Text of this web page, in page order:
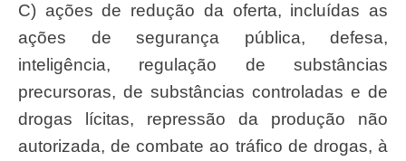
c) ações de redução da oferta, incluídas as
ações de segurança pública, defesa,
inteligência, regulação de substâncias
precursoras, de substâncias controladas e de
drogas lícitas, repressão da produção não
autorizada, de combate ao tráfico de drogas, à